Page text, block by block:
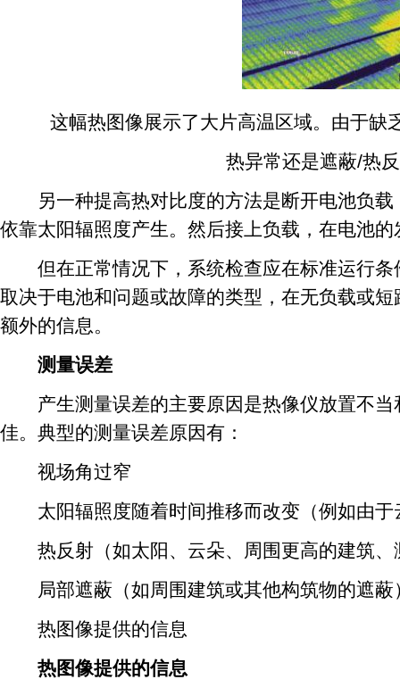
这幅热图像展示了大片高温区域。由于缺
热异常还是遮蔽/热反
另一种提高热对比度的方法是断开电池负载
依靠太阳辐照度产生。然后接上负载，在电池
但在正常情况下，系统检查应在标准运行条
取决于电池和问题或故障的类型，在无负载或
额外的信息。
测量误差
产生测量误差的主要原因是热像仪放置不当
佳。典型的测量误差原因有：
视场角过窄
太阳辐照度随着时间推移而改变（例如由于
热反射（如太阳、云朵、周围更高的建筑、
局部遮蔽（如周围建筑或其他构筑物的遮蔽
热图像提供的信息
热图像提供的信息